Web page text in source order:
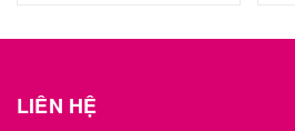
LIÊN HỆ